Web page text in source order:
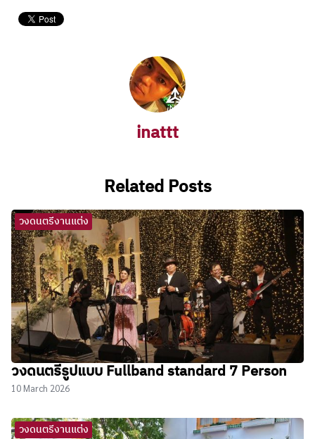
inattt
Related Posts
วงดนตรีงานแต่ง
วงดนตรีรูปแบบ Fullband standard 7 Person
10 March 2026
วงดนตรีงานแต่ง